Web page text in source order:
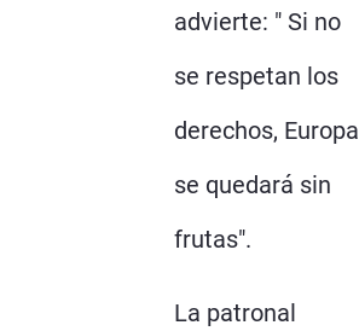
advierte: " Si no
se respetan los
derechos, Europa
se quedará sin
frutas".
La patronal